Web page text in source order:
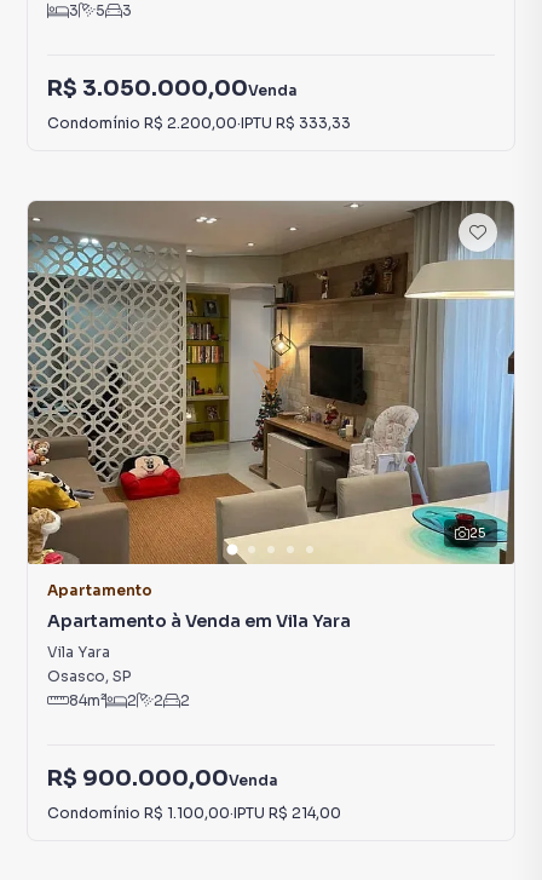
3
5 3
R$ 3.050.000,00Venda
Condomínio R$ 2.200,00·IPTU R$ 333,33
25
Apartamento
Apartamento à Venda em Vila Yara
Vila Yara
Osasco, SP
84m² 2 2 2
R$ 900.000,00Venda
Condomínio R$ 1.100,00·IPTU R$ 214,00